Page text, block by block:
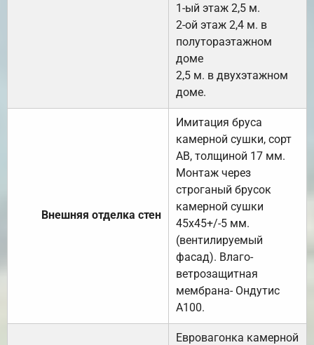
1-ый этаж 2,5 м.
2-ой этаж 2,4 м. в
полутораэтажном
доме
2,5 м. в двухэтажном
доме.
Внешняя отделка стен
Имитация бруса
камерной сушки, сорт
АВ, толщиной 17 мм.
Монтаж через
строганый брусок
камерной сушки
45х45+/-5 мм.
(вентилируемый
фасад). Влаго-
ветрозащитная
мембрана- Ондутис
А100.
Евровагонка камерной